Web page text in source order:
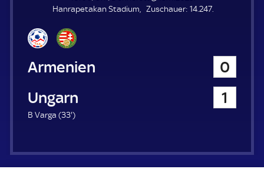
N
Hanrapetakan Stadium
Zuschauer: Z
14.247.
Armenien
0
Ungarn
1
B Varga (33'3
)